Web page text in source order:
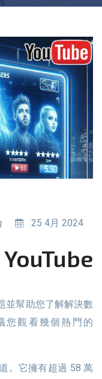
25 4月 2024
您觀看幾個熱門的
。它擁有超過 58 萬